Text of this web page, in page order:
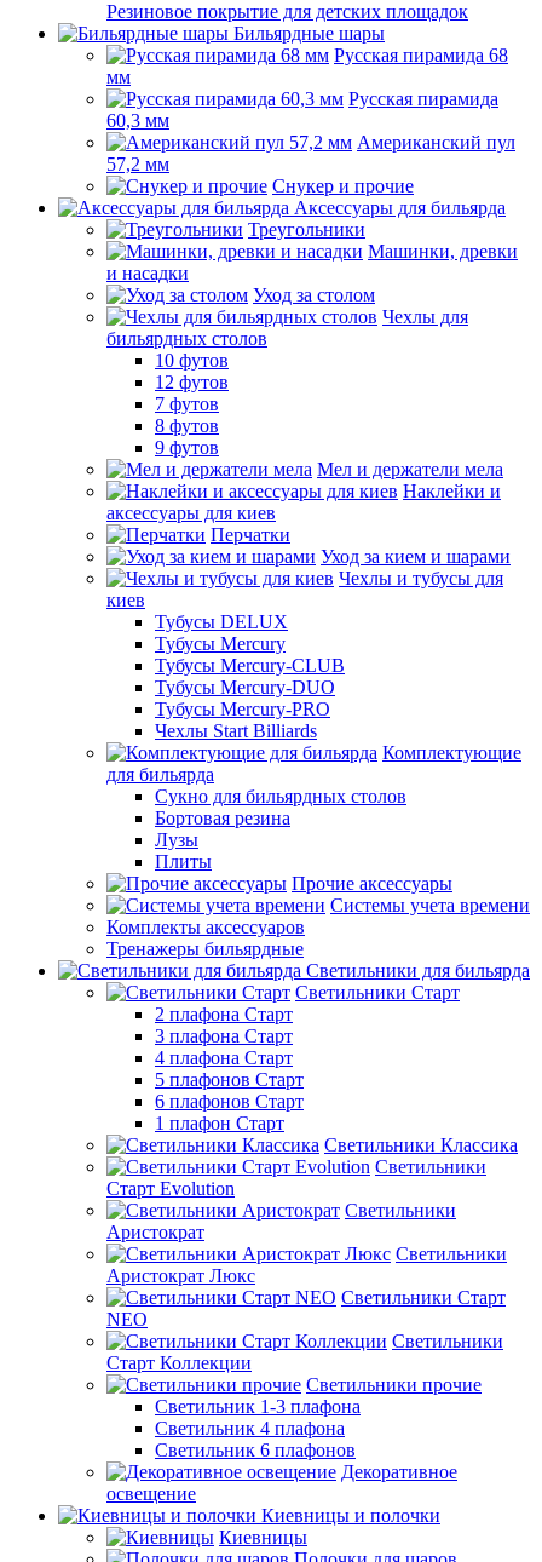
Резиновое покрытие для детских площадок
Бильярдные шары
Русская пирамида 68
мм
Русская пирамида
60,3 мм
Американский пул
57,2 мм
Снукер и прочие
Аксессуары для бильярда
Треугольники
Машинки, древки
и насадки
Уход за столом
Чехлы для
бильярдных столов
10 футов
12 футов
7 футов
8 футов
9 футов
Мел и держатели мела
Наклейки и
аксессуары для киев
Перчатки
Уход за кием и шарами
Чехлы и тубусы для
киев
Тубусы DELUX
Тубусы Mercury
Тубусы Mercury-CLUB
Тубусы Mercury-DUO
Тубусы Mercury-PRO
Чехлы Start Billiards
Комплектующие
для бильярда
Сукно для бильярдных столов
Бортовая резина
Лузы
Плиты
Прочие аксессуары
Системы учета времени
Комплекты аксессуаров
Тренажеры бильярдные
Светильники для бильярда
Светильники Старт
2 плафона Старт
3 плафона Старт
4 плафона Старт
5 плафонов Старт
6 плафонов Старт
1 плафон Старт
Светильники Классика
Светильники
Старт Evolution
Светильники
Аристократ
Светильники
Аристократ Люкс
Светильники Старт
NEO
Светильники
Старт Коллекции
Светильники прочие
Светильник 1-3 плафона
Светильник 4 плафона
Светильник 6 плафонов
Декоративное
освещение
Киевницы и полочки
Киевницы